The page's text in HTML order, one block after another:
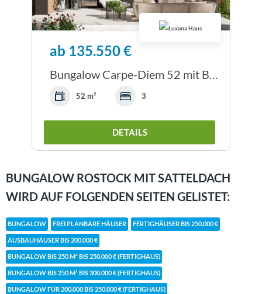
ab 135.550 €
Bungalow Carpe-Diem 52 mit Bodenplatte
52 m² 3
DETAILS
BUNGALOW ROSTOCK MIT SATTELDACH
WIRD AUF FOLGENDEN SEITEN GELISTET:
BUNGALOW FREI PLANBARE HÄUSER FERTIGHÄUSER BIS 250.000 €
AUSBAUHÄUSER BIS 200.000 €
BUNGALOW BIS 250 M² BIS 250.000 € (FERTIGHAUS)
BUNGALOW BIS 250 M² BIS 300.000 € (FERTIGHAUS)
BUNGALOW FÜR 200.000 BIS 250.000 € (FERTIGHAUS)